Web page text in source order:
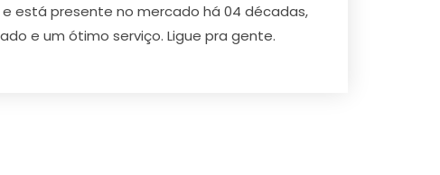
está presente no mercado há 04 décadas,
e um ótimo serviço. Ligue pra gente.